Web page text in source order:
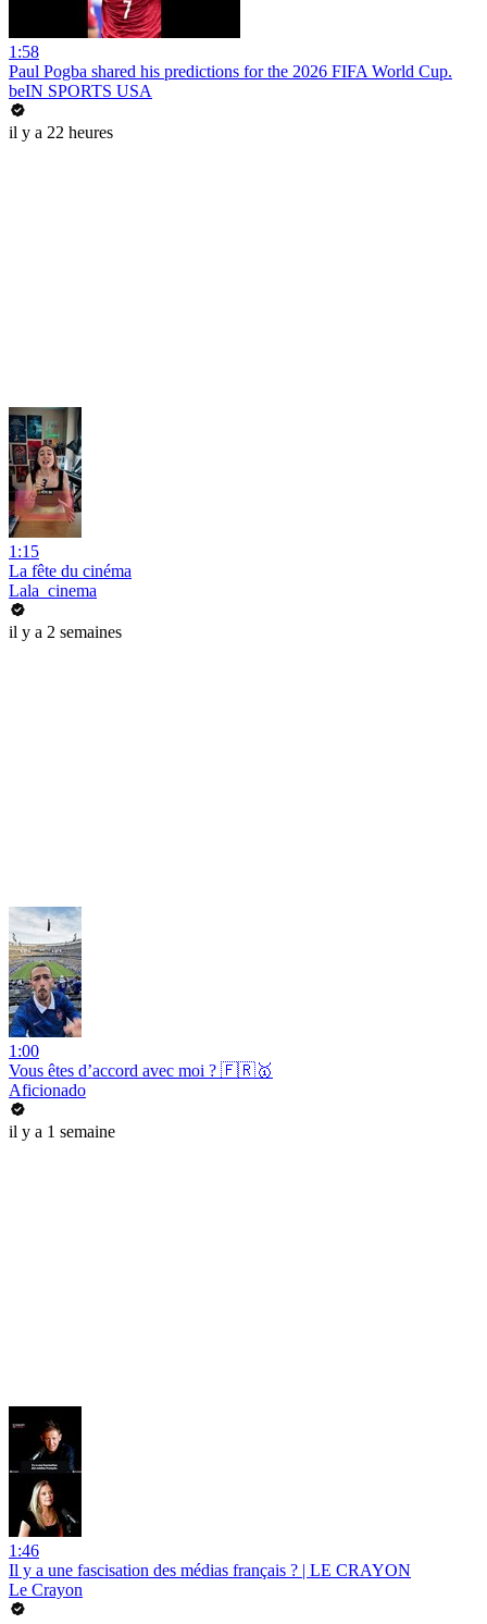
1:58
Paul Pogba shared his predictions for the 2026 FIFA World Cup.
beIN SPORTS USA
il y a 22 heures
1:15
La fête du cinéma
Lala_cinema
il y a 2 semaines
1:00
Vous êtes d’accord avec moi ? 🇫🇷🥇
Aficionado
il y a 1 semaine
1:46
Il y a une fascisation des médias français ? | LE CRAYON
Le Crayon